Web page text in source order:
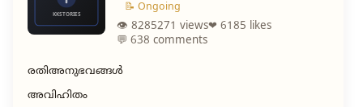
📝 Ongoing
👁 8285271 views❤ 6185 likes
💬 638 comments
രതിഅനുഭവങ്ങൾ
അവിഹിതം